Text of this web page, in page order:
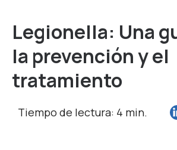
Legionella: Una
la prevención y el
tratamiento
Tiempo de lectura: 4 min.